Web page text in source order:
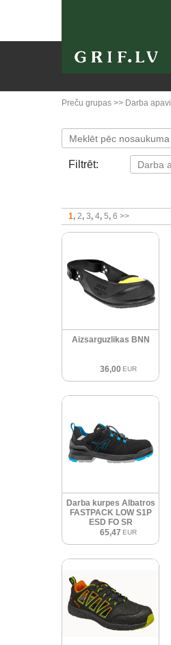
Preču grupas >> Darba apavi
Filtrēt:
1 2 3 4 5 6 >>
Aizsarguzlikas BNN
36,00 EUR
Darba kurpes Albatros
FASTPACK LOW S1P
ESD FO SR
65,47 EUR